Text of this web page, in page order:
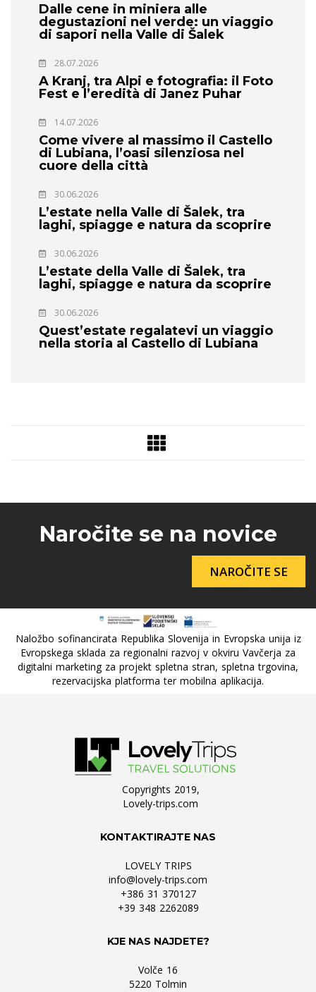
Dalle cene in miniera alle
degustazioni nel verde: un viaggio
di sapori nella Valle di Šalek
28.07.2026
A Kranj, tra Alpi e fotografia: il Foto
Fest e l’eredità di Janez Puhar
14.07.2026
Come vivere al massimo il Castello
di Lubiana, l’oasi silenziosa nel
cuore della città
30.06.2026
L’estate nella Valle di Šalek, tra
laghi, spiagge e natura da scoprire
30.06.2026
L’estate della Valle di Šalek, tra
laghi, spiagge e natura da scoprire
30.06.2026
Quest’estate regalatevi un viaggio
nella storia al Castello di Lubiana
Naročite se na novice
NAROČITE SE
Naložbo sofinancirata Republika Slovenija in Evropska unija iz
Evropskega sklada za regionalni razvoj v okviru Vavčerja za
digitalni marketing za projekt spletna stran, spletna trgovina,
rezervacijska platforma ter mobilna aplikacija.
Copyrights 2019,
Lovely-trips.com
KONTAKTIRAJTE NAS
LOVELY TRIPS
info@lovely-trips.com
+386 31 370127
+39 348 2262089
KJE NAS NAJDETE?
Volče 16
5220 Tolmin